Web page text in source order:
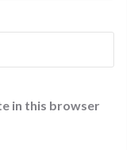
in this browser